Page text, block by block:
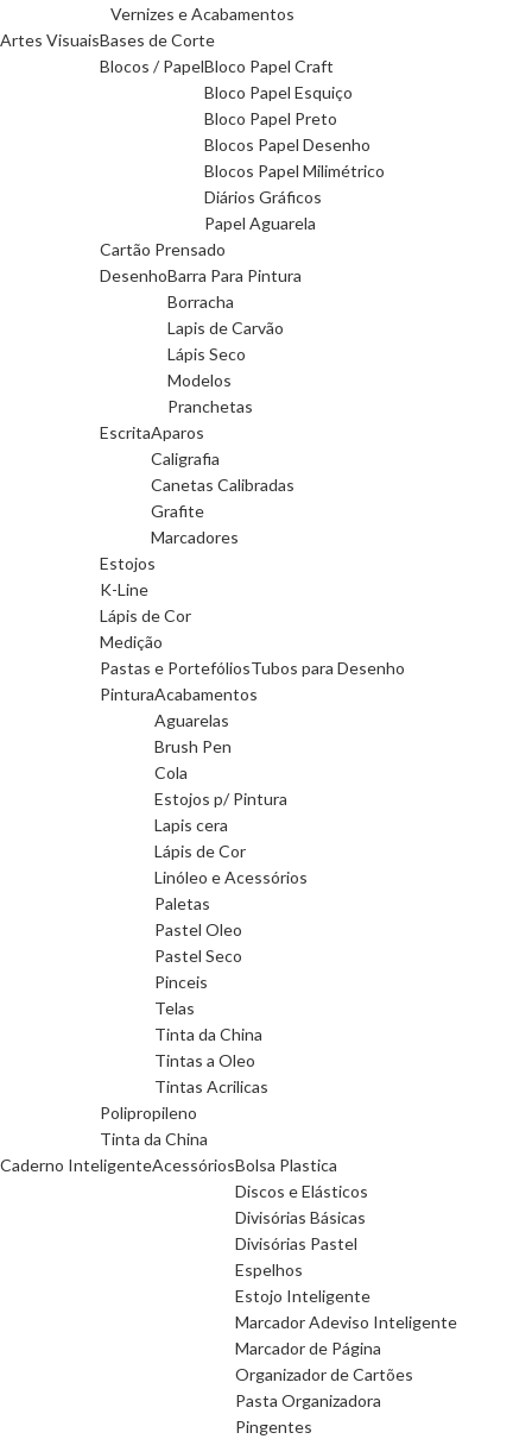
Vernizes e Acabamentos
Artes VisuaisBases de Corte
Blocos / PapelBloco Papel Craft
Bloco Papel Esquiço
Bloco Papel Preto
Blocos Papel Desenho
Blocos Papel Milimétrico
Diários Gráficos
Papel Aguarela
Cartão Prensado
DesenhoBarra Para Pintura
Borracha
Lapis de Carvão
Lápis Seco
Modelos
Pranchetas
EscritaAparos
Caligrafia
Canetas Calibradas
Grafite
Marcadores
Estojos
K-Line
Lápis de Cor
Medição
Pastas e PortefóliosTubos para Desenho
PinturaAcabamentos
Aguarelas
Brush Pen
Cola
Estojos p/ Pintura
Lapis cera
Lápis de Cor
Linóleo e Acessórios
Paletas
Pastel Oleo
Pastel Seco
Pinceis
Telas
Tinta da China
Tintas a Oleo
Tintas Acrilicas
Polipropileno
Tinta da China
Caderno InteligenteAcessóriosBolsa Plastica
Discos e Elásticos
Divisórias Básicas
Divisórias Pastel
Espelhos
Estojo Inteligente
Marcador Adeviso Inteligente
Marcador de Página
Organizador de Cartões
Pasta Organizadora
Pingentes